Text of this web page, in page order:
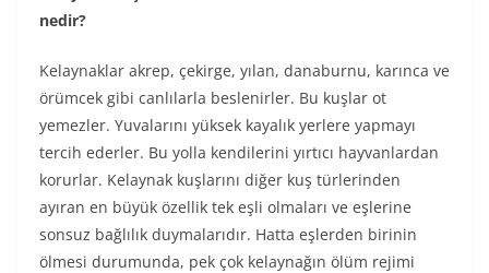
nedir?
Kelaynaklar akrep, çekirge, yılan, danaburnu, karınca ve
örümcek gibi canlılarla beslenirler. Bu kuşlar ot
yemezler. Yuvalarını yüksek kayalık yerlere yapmayı
tercih ederler. Bu yolla kendilerini yırtıcı hayvanlardan
korurlar. Kelaynak kuşlarını diğer kuş türlerinden
ayıran en büyük özellik tek eşli olmaları ve eşlerine
sonsuz bağlılık duymalarıdır. Hatta eşlerden birinin
ölmesi durumunda, pek çok kelaynağın ölüm rejimi